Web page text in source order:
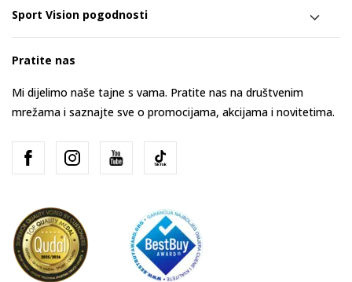
Sport Vision pogodnosti
Pratite nas
Mi dijelimo naše tajne s vama. Pratite nas na društvenim
mrežama i saznajte sve o promocijama, akcijama i novitetima.